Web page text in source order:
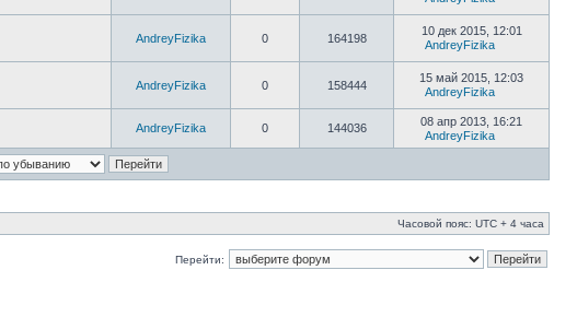
AndreyFizika 0 164198
10 дек 2015, 12:01
AndreyFizika
AndreyFizika 0 158444
15 май 2015, 12:03
AndreyFizika
AndreyFizika 0 144036
08 апр 2013, 16:21
AndreyFizika
Часовой пояс: UTC + 4 часа
Перейти: